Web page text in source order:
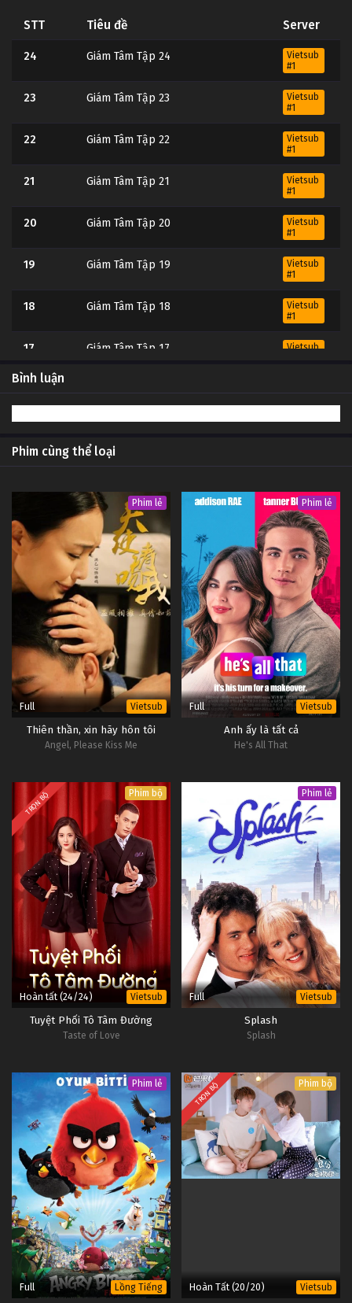
STT Tiêu đề Server
24 Giám Tâm Tập 24
Vietsub
#1
23 Giám Tâm Tập 23
Vietsub
#1
22 Giám Tâm Tập 22
Vietsub
#1
21 Giám Tâm Tập 21
Vietsub
#1
20 Giám Tâm Tập 20
Vietsub
#1
19 Giám Tâm Tập 19
Vietsub
#1
18 Giám Tâm Tập 18
Vietsub
#1
17 Giám Tâm Tập 17
Vietsub
16 Giám Tâm Tập 16
Giám Tâm Tập 13
Vietsub
#1
Giám Tâm Tập 12
Vietsub
#1
11 Giám Tâm Tập 11
Vietsub
#1
Giám Tâm Tập 10
Vietsub
#1
Bình luận
Phim cùng thể loại
Phim lẻ
Full Vietsub
Thiên thần, xin hãy hôn tôi
Angel, Please Kiss Me
Phim lẻ
Full Vietsub
Anh ấy là tất cả
He's All That
TRỌN BỘ Phim bộ
Hoàn tất (24/24) Vietsub
Tuyệt Phối Tô Tâm Đường
Taste of Love
Phim lẻ
Full Vietsub
Splash
Splash
Phim lẻ
Full Lồng Tiếng
TRỌN BỘ Phim bộ
Hoàn Tất (20/20) Vietsub